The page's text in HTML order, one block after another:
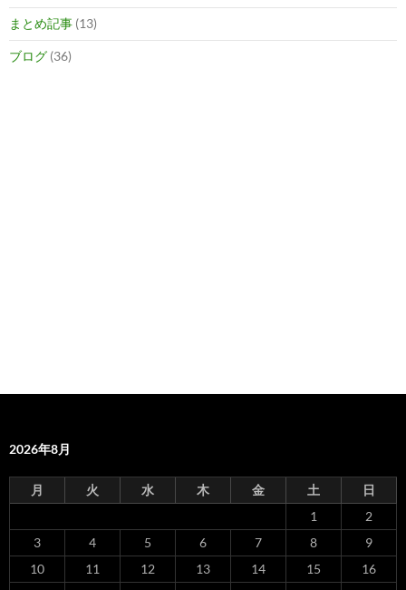
まとめ記事 (13)
ブログ (36)
2026年8月
月 火 水 木 金 土
日
1
2
3
4 5 6 7 8
9
10
11 12 13 14 15
16